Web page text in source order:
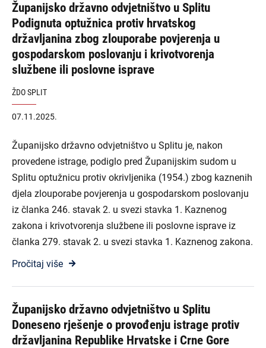
Županijsko državno odvjetništvo u Splitu
Podignuta optužnica protiv hrvatskog
državljanina zbog zlouporabe povjerenja u
gospodarskom poslovanju i krivotvorenja
službene ili poslovne isprave
ŽDO SPLIT
07.11.2025.
Županijsko državno odvjetništvo u Splitu je, nakon
provedene istrage, podiglo pred Županijskim sudom u
Splitu optužnicu protiv okrivljenika (1954.) zbog kaznenih
djela zlouporabe povjerenja u gospodarskom poslovanju
iz članka 246. stavak 2. u svezi stavka 1. Kaznenog
zakona i krivotvorenja službene ili poslovne isprave iz
članka 279. stavak 2. u svezi stavka 1. Kaznenog zakona.
Pročitaj više
Županijsko državno odvjetništvo u Splitu
Doneseno rješenje o provođenju istrage protiv
državljanina Republike Hrvatske i Crne Gore